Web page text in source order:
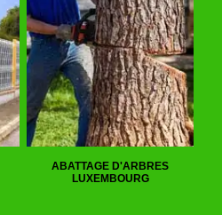
ABATTAGE D'ARBRES
LUXEMBOURG